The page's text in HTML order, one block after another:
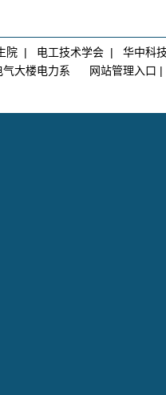
院 | 电工技术学会 | 华中科
气大楼电力系
网站管理入口 |